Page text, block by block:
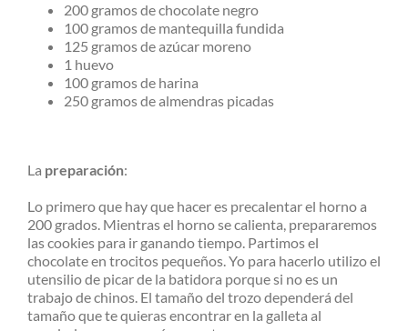
200 gramos de chocolate negro
100 gramos de mantequilla fundida
125 gramos de azúcar moreno
1 huevo
100 gramos de harina
250 gramos de almendras picadas
La preparación:
Lo primero que hay que hacer es precalentar el horno a
200 grados. Mientras el horno se calienta, prepararemos
las cookies para ir ganando tiempo. Partimos el
chocolate en trocitos pequeños. Yo para hacerlo utilizo el
utensilio de picar de la batidora porque si no es un
trabajo de chinos. El tamaño del trozo dependerá del
tamaño que te quieras encontrar en la galleta al